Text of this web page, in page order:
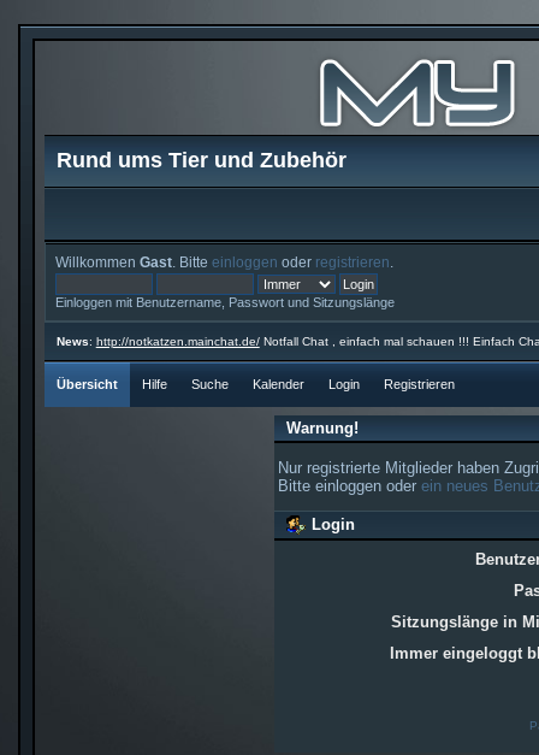
Rund ums Tier und Zubehör
Willkommen Gast. Bitte einloggen oder registrieren
Einloggen mit Benutzername, Passwort und Sitzungslänge
News: http://notkatzen.mainchat.de/Notfall Chat , einfach mal schauen !!! Einfach
Übersicht Hilfe Suche Kalender Login Registrieren
Warnung!
Nur registrierte Mitglieder haben
Bitte einloggen oder ein neues
Login
Sitzungslänge in
Immer eingeloggt